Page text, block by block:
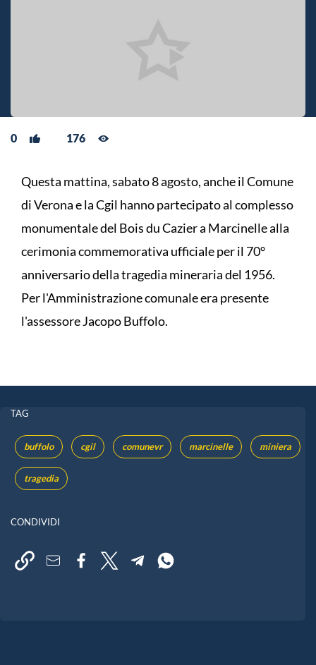
0 176
Questa mattina, sabato 8 agosto, anche il Comune
di Verona e la Cgil hanno partecipato al complesso
monumentale del Bois du Cazier a Marcinelle alla
cerimonia commemorativa ufficiale per il 70°
anniversario della tragedia mineraria del 1956.
Per l'Amministrazione comunale era presente
l'assessore Jacopo Buffolo.
TAG
buffolo cgil comunevr marcinelle miniera
tragedia
CONDIVIDI